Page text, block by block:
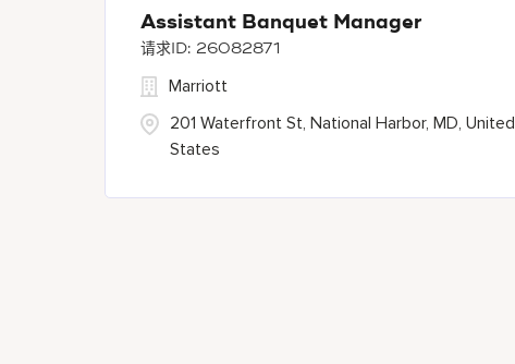
Assistant Banquet Manager
26082871
201 Waterfront St, National Harbor, MD, United
States
Marriott